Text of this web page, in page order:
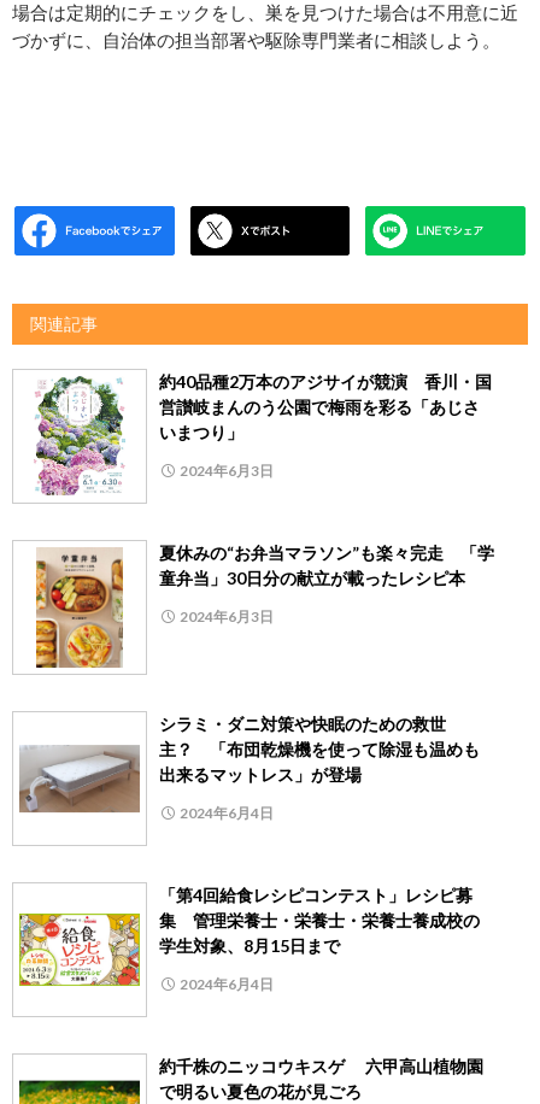
場合は定期的にチェックをし、巣を見つけた場合は不用意に近
づかずに、自治体の担当部署や駆除専門業者に相談しよう。
関連記事
約40品種2万本のアジサイが競演 香川・国
営讃岐まんのう公園で梅雨を彩る「あじさ
いまつり」
2024年6月3日
夏休みの“お弁当マラソン”も楽々完走 「学
童弁当」30日分の献立が載ったレシピ本
2024年6月3日
シラミ・ダニ対策や快眠のための救世
主？ 「布団乾燥機を使って除湿も温めも
出来るマットレス」が登場
2024年6月4日
「第4回給食レシピコンテスト」レシピ募
集 管理栄養士・栄養士・栄養士養成校の
学生対象、8月15日まで
2024年6月4日
約千株のニッコウキスゲ 六甲高山植物園
で明るい夏色の花が見ごろ